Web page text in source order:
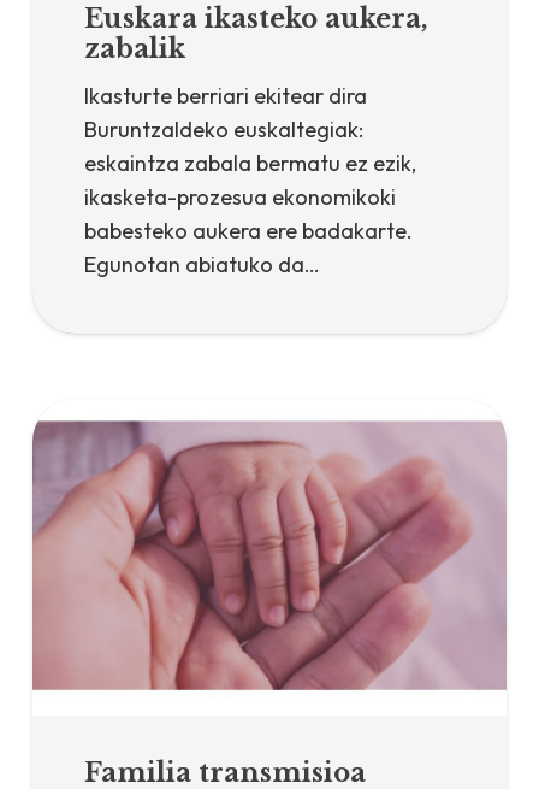
Euskara ikasteko aukera,
zabalik
Ikasturte berriari ekitear dira
Buruntzaldeko euskaltegiak:
eskaintza zabala bermatu ez ezik,
ikasketa-prozesua ekonomikoki
babesteko aukera ere badakarte.
Egunotan abiatuko da…
Familia transmisioa